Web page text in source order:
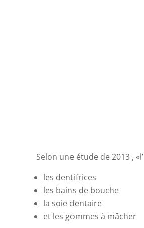
Selon une étude de 2013 ,
les dentifrices
les bains de bouche
la soie dentaire
et les gommes à mâcher